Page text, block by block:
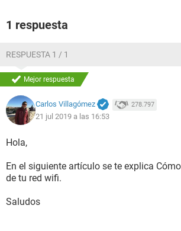
1 respuesta
RESPUESTA 1 / 1
Mejor respuesta
Carlos Villagómez 278.797
21 jul 2019 a las 16:53
Hola,
En el siguiente artículo se te explica
de tu red wifi.
Saludos